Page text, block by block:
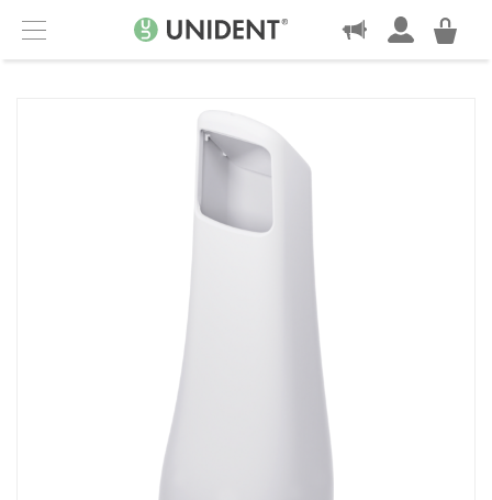
Menu
KONTAKT